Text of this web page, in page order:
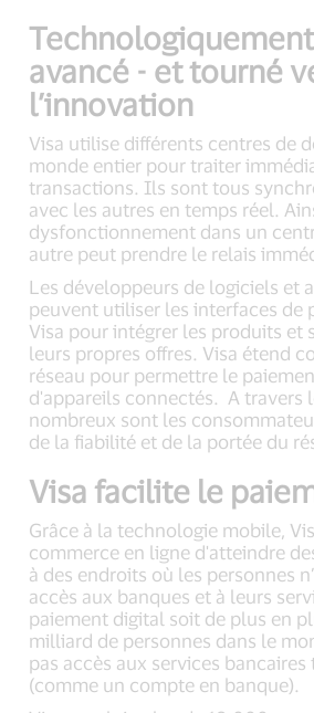
avancé - et tourné
l’innovation
Visa utilise différents centres de
monde entier pour traiter
transactions. Ils sont tous
avec les autres en temps réel.
dysfonctionnement dans un
autre peut prendre le relais
Les développeurs de logiciels et
peuvent utiliser les interfaces de
Visa pour intégrer les produits et
leurs propres offres. Visa étend
réseau pour permettre le
d'appareils connectés. A travers
nombreux sont les
de la fiabilité et de la portée du
Visa facilite le
Grâce à la technologie mobile,
commerce en ligne d'atteindre
à des endroits où les personnes
accès aux banques et à leurs
paiement digital soit de plus en
milliard de personnes dans le
pas accès aux services
(comme un compte en banque).